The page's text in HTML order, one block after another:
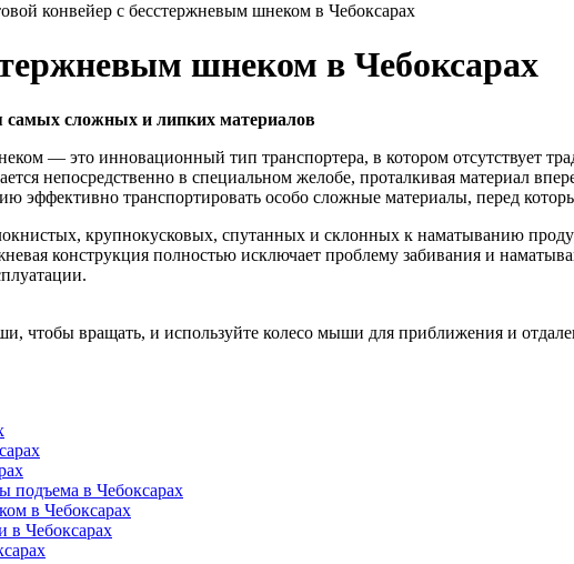
конвейер с бесстержневым шнеком в Чебоксарах
шнеком в Чебоксарах
сложных и липких материалов
— это инновационный тип транспортера, в котором отсутствует
непосредственно в специальном желобе, проталкивая материал
эффективно транспортировать особо сложные материалы, перед
крупнокусковых, спутанных и склонных к наматыванию
конструкция полностью исключает проблему забивания и
чтобы вращать, и используйте колесо мыши для приближения и
подъема в Чебоксарах
в Чебоксарах
в Чебоксарах